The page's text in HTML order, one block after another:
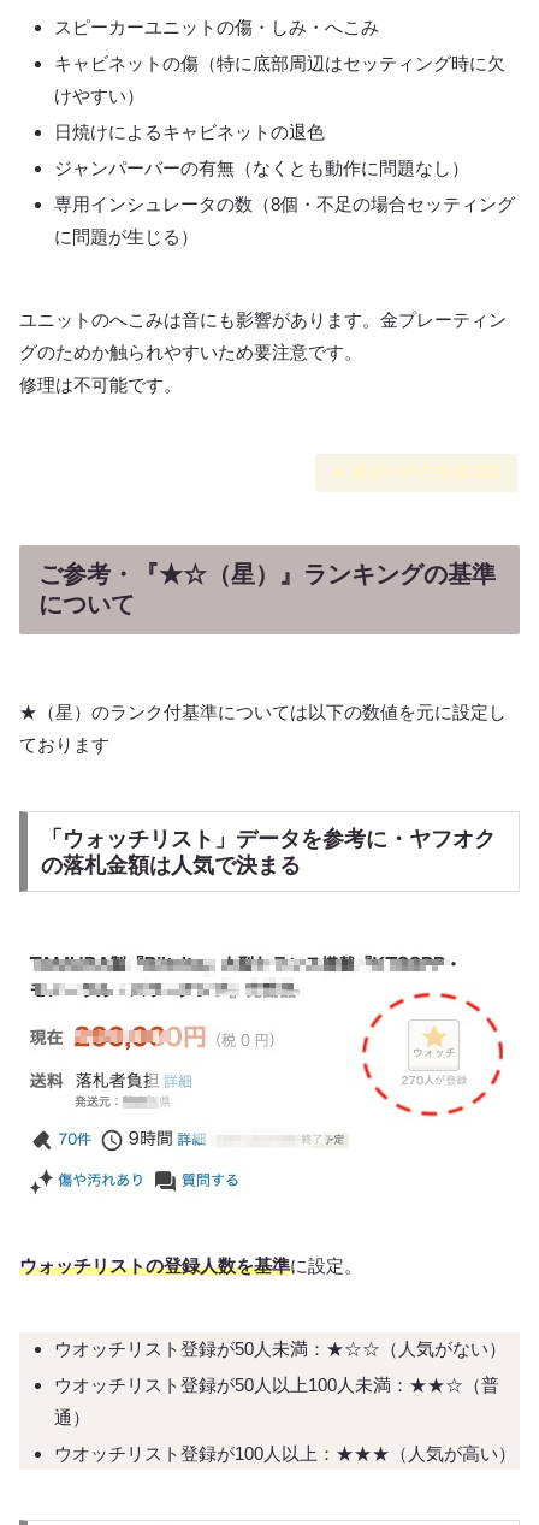
スピーカーユニットの傷・しみ・へこみ
キャビネットの傷（特に底部周辺はセッティング時に欠
けやすい）
日焼けによるキャビネットの退色
ジャンパーバーの有無（なくとも動作に問題なし）
専用インシュレータの数（8個・不足の場合セッティング
に問題が生じる）
ユニットのへこみは音にも影響があります。金プレーティン
グのためか触られやすいため要注意です。
修理は不可能です。
➡︎ 過去の中古相場情報
ご参考・『★☆（星）』ランキングの基準
について
★（星）のランク付基準については以下の数値を元に設定し
ております
「ウォッチリスト」データを参考に・ヤフオク
の落札金額は人気で決まる
ウォッチリストの登録人数を基準に設定。
ウオッチリスト登録が50人未満：★☆☆（人気がない）
ウオッチリスト登録が50人以上100人未満：★★☆（普
通）
ウオッチリスト登録が100人以上：★★★（人気が高い）